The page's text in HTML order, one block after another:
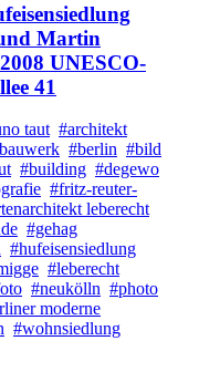
Martin
UNESCO-
41
taut #architekt
#berlin #bild
#building #degewo
#fritz-reuter-
leberecht
#gehag
#hufeisensiedlung
#leberecht
#neukölln #photo
moderne
#wohnsiedlung